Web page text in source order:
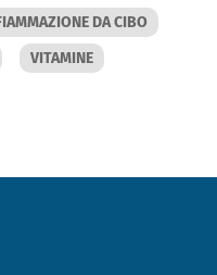
DA CIBO
VITAMINE